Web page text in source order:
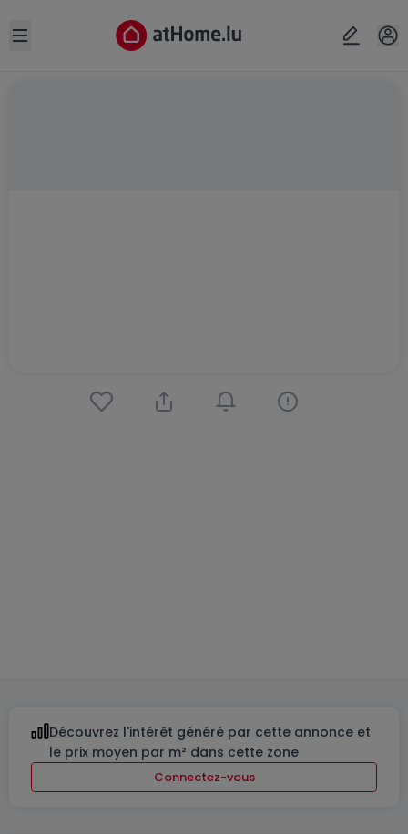
Open sidebar
Découvrez l'intérêt généré par cette annonce et
le prix moyen par m² dans cette zone
Connectez-vous